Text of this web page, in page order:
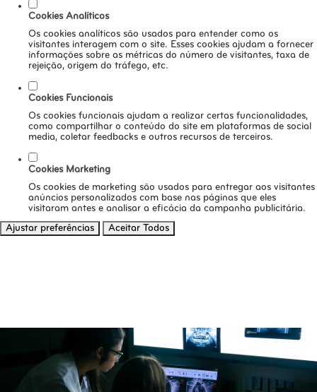
Cookies Analíticos
Os cookies analíticos são usados para entender como os
visitantes interagem com o site. Esses cookies ajudam a fornecer
informações sobre as métricas do número de visitantes, taxa de
rejeição, origem do tráfego, etc.
Cookies Funcionais
Os cookies funcionais ajudam a realizar certas funcionalidades,
como compartilhar o conteúdo do site em plataformas de social
media, coletar feedbacks e outros recursos de terceiros.
Cookies Marketing
Os cookies de marketing são usados para entregar aos visitantes
anúncios personalizados com base nas páginas que eles
visitaram antes e analisar a eficácia da campanha publicitária.
Ajustar preferências
Aceitar Todos